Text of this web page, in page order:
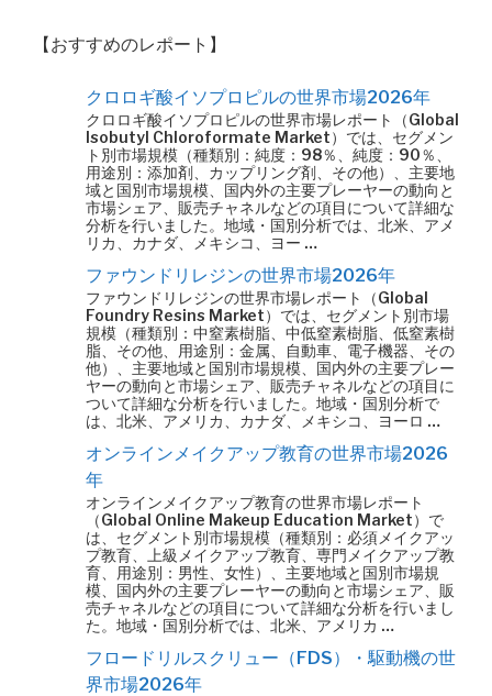
【おすすめのレポート】
クロロギ酸イソプロピルの世界市場2026年
クロロギ酸イソプロピルの世界市場レポート（Global
Isobutyl Chloroformate Market）では、セグメン
ト別市場規模（種類別：純度：98％、純度：90％、
用途別：添加剤、カップリング剤、その他）、主要地
域と国別市場規模、国内外の主要プレーヤーの動向と
市場シェア、販売チャネルなどの項目について詳細な
分析を行いました。地域・国別分析では、北米、アメ
リカ、カナダ、メキシコ、ヨー …
ファウンドリレジンの世界市場2026年
ファウンドリレジンの世界市場レポート（Global
Foundry Resins Market）では、セグメント別市場
規模（種類別：中窒素樹脂、中低窒素樹脂、低窒素樹
脂、その他、用途別：金属、自動車、電子機器、その
他）、主要地域と国別市場規模、国内外の主要プレー
ヤーの動向と市場シェア、販売チャネルなどの項目に
ついて詳細な分析を行いました。地域・国別分析で
は、北米、アメリカ、カナダ、メキシコ、ヨーロ …
オンラインメイクアップ教育の世界市場2026
年
オンラインメイクアップ教育の世界市場レポート
（Global Online Makeup Education Market）で
は、セグメント別市場規模（種類別：必須メイクアッ
プ教育、上級メイクアップ教育、専門メイクアップ教
育、用途別：男性、女性）、主要地域と国別市場規
模、国内外の主要プレーヤーの動向と市場シェア、販
売チャネルなどの項目について詳細な分析を行いまし
た。地域・国別分析では、北米、アメリカ …
フロードリルスクリュー（FDS）・駆動機の世
界市場2026年